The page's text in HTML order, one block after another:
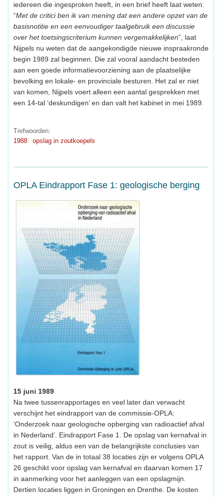
iedereen die ingesproken heeft, in een brief heeft laat weten:
“Met de critici ben ik van mening dat een andere opzet van de
basisnotitie en een eenvoudiger taalgebruik een discussie
over het toetsingscriterium kunnen vergemakkelijken”, laat
Nijpels nu weten dat de aangekondigde nieuwe inspraakronde
begin 1989 zal beginnen. Die zal vooral aandacht besteden
aan een goede informatievoorziening aan de plaatselijke
bevolking en lokale- en provinciale besturen. Het zal er niet
van komen, Nijpels voert alleen een aantal gesprekken met
een 14-tal ‘deskundigen’ en dan valt het kabinet in mei 1989.
Trefwoorden:
1988
opslag in zoutkoepels
OPLA Eindrapport Fase 1: geologische berging
15 juni 1989
Na twee tussenrapportages en veel later dan verwacht
verschijnt het eindrapport van de commissie-OPLA:
‘Onderzoek naar geologische opberging van radioactief afval
in Nederland’. Eindrapport Fase 1. De opslag van kernafval in
zout is veilig, aldus een van de belangrijkste conclusies van
het rapport. Van de in totaal 38 locaties zijn er volgens OPLA
26 geschikt voor opslag van kernafval en daarvan komen 17
in aanmerking voor het aanleggen van een opslagmijn.
Dertien locaties liggen in Groningen en Drenthe. De kosten